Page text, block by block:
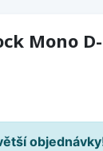
Mono